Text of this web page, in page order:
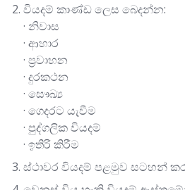
වියදම් කාණ්ඩ ලෙස බෙදන්න:
· නිවාස
· ආහාර
· ප්‍රවාහන
· දුරකථන
· සෞඛ්‍ය
· ගෙදරට යැවීම
· පුද්ගලික වියදම්
· ඉතිරි කිරීම
ස්ථාවර වියදම් පළමුව සටහන්